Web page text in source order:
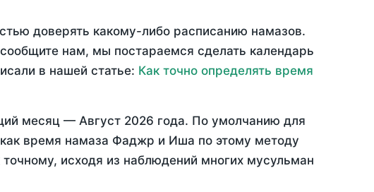
доверять какому-либо расписанию намазов.
нам, мы постараемся сделать календарь
в нашей статье: Как точно определять время
месяц — Август 2026 года. По умолчанию для
время намаза Фаджр и Иша по этому методу
исходя из наблюдений многих мусульман